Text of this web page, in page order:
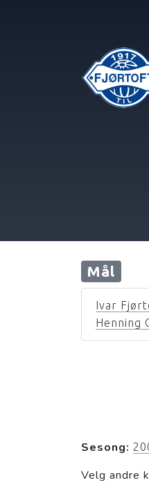
Mål
Ivar
Henning
Sesong:
Velg andre